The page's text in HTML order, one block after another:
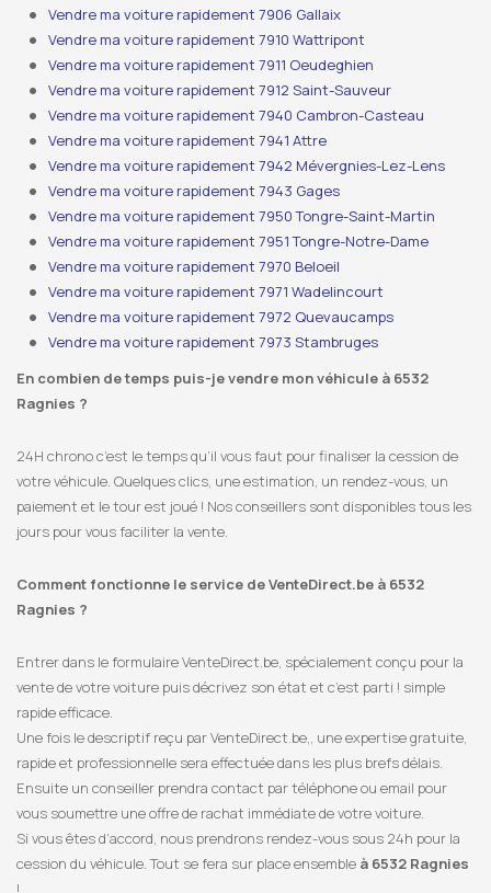
Vendre ma voiture rapidement 7906 Gallaix
Vendre ma voiture rapidement 7910 Wattripont
Vendre ma voiture rapidement 7911 Oeudeghien
Vendre ma voiture rapidement 7912 Saint-Sauveur
Vendre ma voiture rapidement 7940 Cambron-Casteau
Vendre ma voiture rapidement 7941 Attre
Vendre ma voiture rapidement 7942 Mévergnies-Lez-Lens
Vendre ma voiture rapidement 7943 Gages
Vendre ma voiture rapidement 7950 Tongre-Saint-Martin
Vendre ma voiture rapidement 7951 Tongre-Notre-Dame
Vendre ma voiture rapidement 7970 Beloeil
Vendre ma voiture rapidement 7971 Wadelincourt
Vendre ma voiture rapidement 7972 Quevaucamps
Vendre ma voiture rapidement 7973 Stambruges
En combien de temps puis-je vendre mon véhicule à 6532
Ragnies ?
24H chrono c’est le temps qu’il vous faut pour finaliser la cession de
votre véhicule. Quelques clics, une estimation, un rendez-vous, un
paiement et le tour est joué ! Nos conseillers sont disponibles tous les
jours pour vous faciliter la vente.
Comment fonctionne le service de VenteDirect.be à 6532
Ragnies ?
Entrer dans le formulaire VenteDirect.be, spécialement conçu pour la
vente de votre voiture puis décrivez son état et c’est parti ! simple
rapide efficace.
Une fois le descriptif reçu par VenteDirect.be,, une expertise gratuite,
rapide et professionnelle sera effectuée dans les plus brefs délais.
Ensuite un conseiller prendra contact par téléphone ou email pour
vous soumettre une offre de rachat immédiate de votre voiture.
Si vous êtes d’accord, nous prendrons rendez-vous sous 24h pour la
cession du véhicule. Tout se fera sur place ensemble à 6532 Ragnies
!